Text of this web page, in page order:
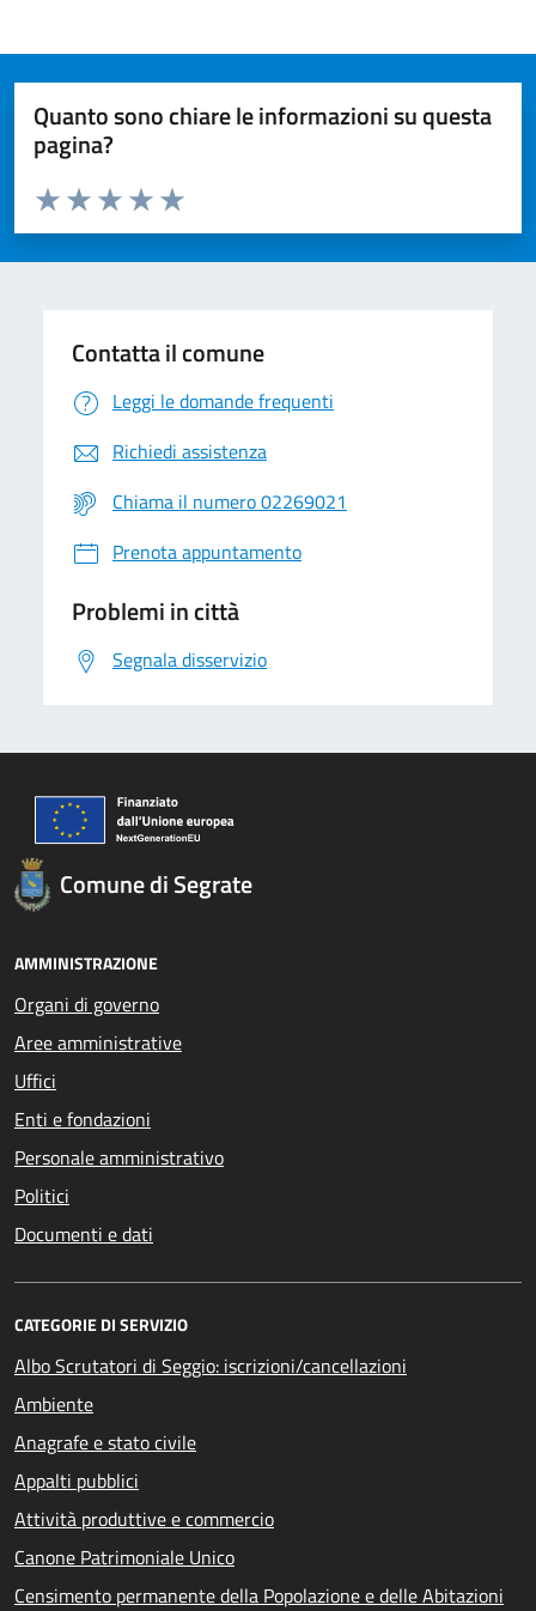
Quanto sono chiare le informazioni su questa
pagina?
Valuta da 1 a 5 stelle la pagina
Valuta 5 stelle su 5
Valuta 4 stelle su 5
Valuta 3 stelle su 5
Valuta 2 stelle su 5
Valuta 1 stelle su 5
Contatta il comune
Leggi le domande frequenti
Richiedi assistenza
Chiama il numero 02269021
Prenota appuntamento
Problemi in città
Segnala disservizio
Comune di Segrate
AMMINISTRAZIONE
Organi di governo
Aree amministrative
Uffici
Enti e fondazioni
Personale amministrativo
Politici
Documenti e dati
CATEGORIE DI SERVIZIO
Albo Scrutatori di Seggio: iscrizioni/cancellazioni
Ambiente
Anagrafe e stato civile
Appalti pubblici
Attività produttive e commercio
Canone Patrimoniale Unico
Censimento permanente della Popolazione e delle Abitazioni